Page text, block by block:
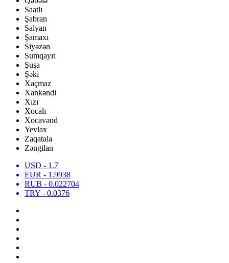
Saatlı
Şabran
Salyan
Şamaxı
Siyəzən
Sumqayıt
Şuşa
Şəki
Xaçmaz
Xankəndi
Xızı
Xocalı
Xocavənd
Yevlax
Zaqatala
Zəngilan
USD - 1.7
EUR - 1.9938
RUB - 0.022704
TRY - 0.0376